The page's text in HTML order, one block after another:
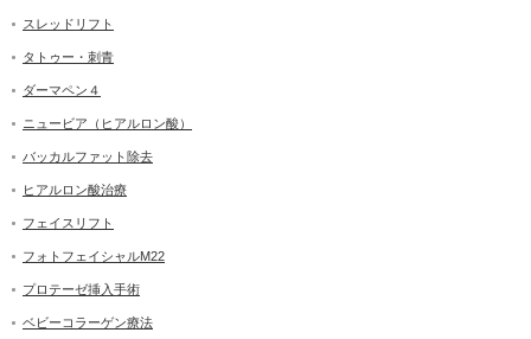
スレッドリフト
タトゥー・刺青
ダーマペン４
ニュービア（ヒアルロン酸）
バッカルファット除去
ヒアルロン酸治療
フェイスリフト
フォトフェイシャルM22
プロテーゼ挿入手術
ベビーコラーゲン療法